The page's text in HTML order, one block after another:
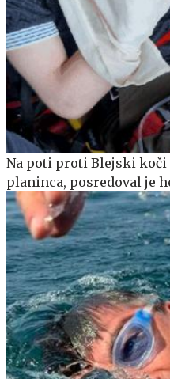
Na poti proti Blejski
planinca, posredoval je